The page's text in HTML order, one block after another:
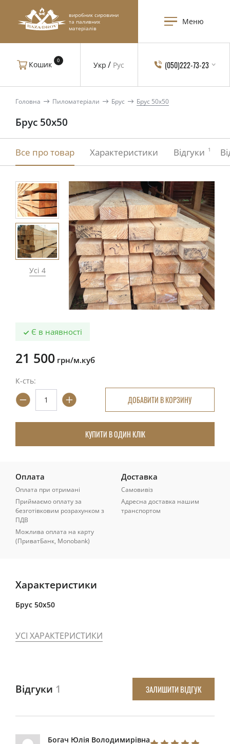
виробник сировини
та паливних
матеріалів
Меню
Укр Рус
Кошик 0 (050)222-73-23
Головна Пиломатеріали Брус Брус 50x50
Брус 50x50
Все про товар Характеристики Відгуки 1
Усі 4
Є в наявності
21 500 грн/м.куб
К-сть:
ДОБАВИТИ В КОРЗИНУ
КУПИТИ В ОДИН КЛІК
Оплата
Оплата при отримані
Приймаємо оплату за
безготівковим розрахунком з
ПДВ
Можлива оплата на карту
(ПриватБанк, Monobank)
Доставка
Самовивіз
Адресна доставка нашим
транспортом
Характеристики
Брус 50x50
УСІ ХАРАКТЕРИСТИКИ
Відгуки 1 ЗАЛИШИТИ ВІДГУК
Богач Юлія Володимирівна